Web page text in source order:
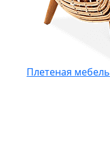
Плетеная мебель